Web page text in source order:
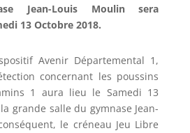
Jean-Louis Moulin sera
13 Octobre 2018.
Avenir Départemental 1,
concernant les poussins
1 aura lieu le Samedi 13
grande salle du gymnase Jean-
le créneau Jeu Libre